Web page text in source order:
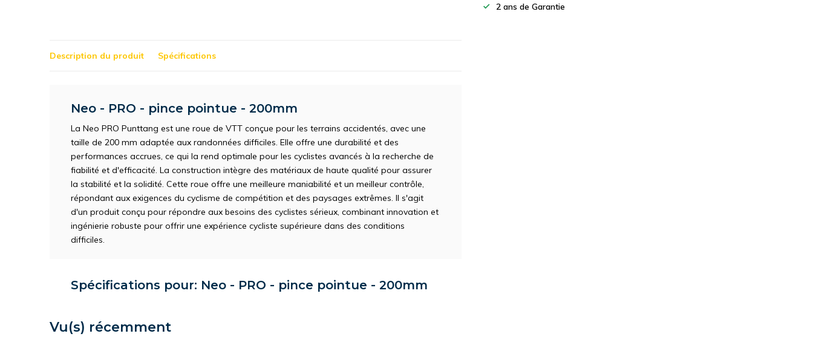
2 ans de Garantie
Description du produit Spécifications
Neo - PRO - pince pointue - 200mm
La Neo PRO Punttang est une roue de VTT conçue pour les terrains accidentés, avec une
taille de 200 mm adaptée aux randonnées difficiles. Elle offre une durabilité et des
performances accrues, ce qui la rend optimale pour les cyclistes avancés à la recherche de
fiabilité et d'efficacité. La construction intègre des matériaux de haute qualité pour assurer
la stabilité et la solidité. Cette roue offre une meilleure maniabilité et un meilleur contrôle,
répondant aux exigences du cyclisme de compétition et des paysages extrêmes. Il s'agit
d'un produit conçu pour répondre aux besoins des cyclistes sérieux, combinant innovation et
ingénierie robuste pour offrir une expérience cycliste supérieure dans des conditions
difficiles.
Spécifications pour: Neo - PRO - pince pointue - 200mm
Vu(s) récemment